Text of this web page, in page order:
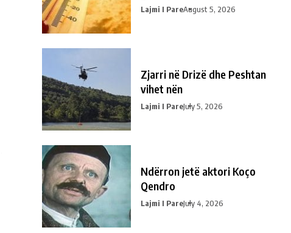
Lajmi I PareAugust 5, 2026
Zjarri në Drizë dhe Peshtan
vihet nën
Lajmi I PareJuly 5, 2026
Ndërron jetë aktori Koço
Qendro
Lajmi I PareJuly 4, 2026